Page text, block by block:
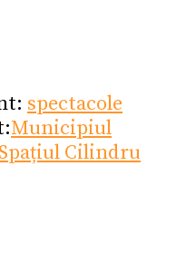
spectacole
Municipiul
Spațiul Cilindru